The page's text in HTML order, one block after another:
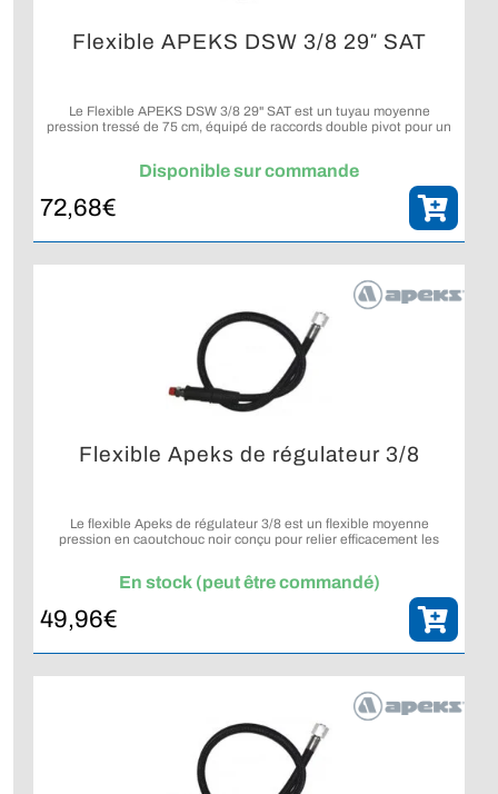
Flexible APEKS DSW 3/8 29″ SAT
Le Flexible APEKS DSW 3/8 29" SAT est un tuyau moyenne
pression tressé de 75 cm, équipé de raccords double pivot pour un
Disponible sur commande
72,68€
Flexible Apeks de régulateur 3/8
Le flexible Apeks de régulateur 3/8 est un flexible moyenne
pression en caoutchouc noir conçu pour relier efficacement les
En stock (peut être commandé)
49,96€